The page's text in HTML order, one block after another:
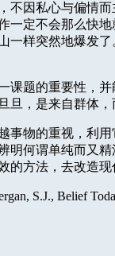
不因私心与偏情
一定不会那么快
一样突然地爆发
课题的重要性，
旦，是来自群体
事物的重视，利
明何谓单纯而又
的方法，去改造
S.J., Belief